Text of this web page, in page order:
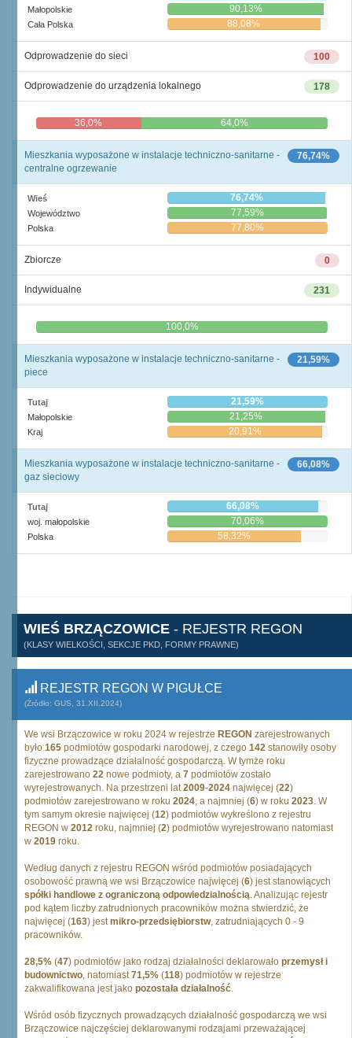
Małopolskie 90,13%
Cała Polska 88,08%
100
Odprowadzenie do sieci
178
Odprowadzenie do urządzenia lokalnego
36,0% 64,0%
76,74%
Mieszkania wyposażone w instalacje techniczno-sanitarne -
centralne ogrzewanie
Wieś 76,74%
Województwo 77,59%
Polska 77,80%
0
Zbiorcze
231
Indywidualne
0,0% 100,0%
21,59%
Mieszkania wyposażone w instalacje techniczno-sanitarne -
piece
Tutaj 21,59%
Małopolskie 21,25%
Kraj 20,91%
66,08%
Mieszkania wyposażone w instalacje techniczno-sanitarne -
gaz sieciowy
Tutaj 66,08%
woj. małopolskie 70,06%
Polska 58,32%
WIEŚ BRZĄCZOWICE - REJESTR REGON
(KLASY WIELKOŚCI, SEKCJE PKD, FORMY PRAWNE)
REJESTR REGON W PIGUŁCE
(Źródło: GUS, 31.XII.2024)
We wsi Brzączowice w roku 2024 w rejestrze REGON zarejestrowanych
było 165 podmiotów gospodarki narodowej, z czego 142 stanowiły osoby
fizyczne prowadzące działalność gospodarczą. W tymże roku
zarejestrowano 22 nowe podmioty, a 7 podmiotów zostało
wyrejestrowanych. Na przestrzeni lat2009-2024 najwięcej (22)
podmiotów zarejestrowano w roku 2024, a najmniej (6) w roku 2023. W
tym samym okresie najwięcej (12) podmiotów wykreślono z rejestru
REGON w 2012 roku, najmniej (2) podmiotów wyrejestrowano natomiast
w 2019 roku.
Według danych z rejestru REGON wśród podmiotów posiadających
osobowość prawną we wsi Brzączowice najwięcej (6) jest stanowiących
spółki handlowe z ograniczoną odpowiedzialnością. Analizując rejestr
pod kątem liczby zatrudnionych pracowników można stwierdzić, że
najwięcej (163) jestmikro-przedsiębiorstw, zatrudniających 0 - 9
pracowników.
28,5% (47) podmiotów jako rodzaj działalności deklarowało przemysł i
budownictwo, natomiast71,5% (118) podmiotów w rejestrze
zakwalifikowana jest jako pozostała działalność.
Wśród osób fizycznych prowadzących działalność gospodarczą we wsi
Brzączowice najczęściej deklarowanymi rodzajami przeważającej